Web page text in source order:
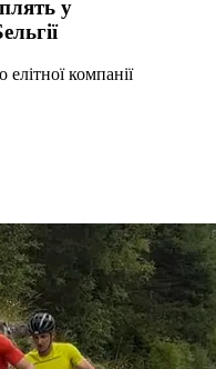
у
елітної компанії